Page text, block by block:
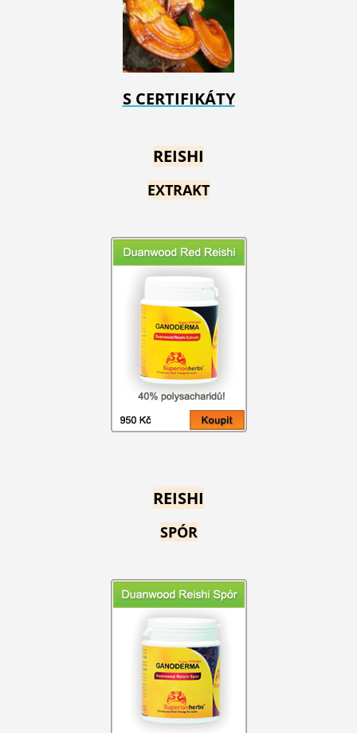
S CERTIFIKÁTY
REISHI
EXTRAKT
REISHI
SPÓR